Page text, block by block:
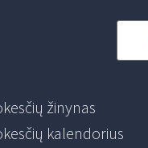
žinynas
kalendorius